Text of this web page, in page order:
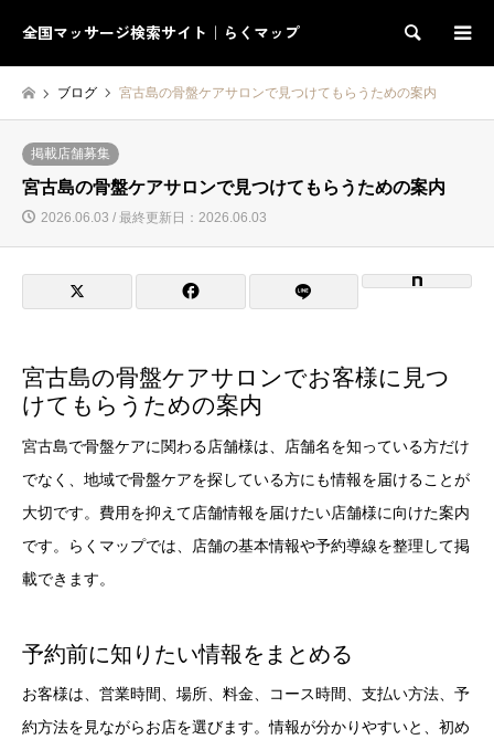
全国マッサージ検索サイト｜らくマップ 検索
ブログ 宮古島の骨盤ケアサロンで見つけてもらうための案内
掲載店舗募集
宮古島の骨盤ケアサロンで見つけてもらうための案内
2026.06.03 / 最終更新日：2026.06.03
宮古島の骨盤ケアサロンでお客様に見つ
けてもらうための案内
宮古島で骨盤ケアに関わる店舗様は、店舗名を知っている方だけ
でなく、地域で骨盤ケアを探している方にも情報を届けることが
大切です。費用を抑えて店舗情報を届けたい店舗様に向けた案内
です。らくマップでは、店舗の基本情報や予約導線を整理して掲
載できます。
予約前に知りたい情報をまとめる
お客様は、営業時間、場所、料金、コース時間、支払い方法、予
約方法を見ながらお店を選びます。情報が分かりやすいと、初め